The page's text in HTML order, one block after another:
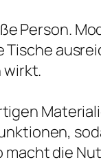
Person.
wirkt.
die